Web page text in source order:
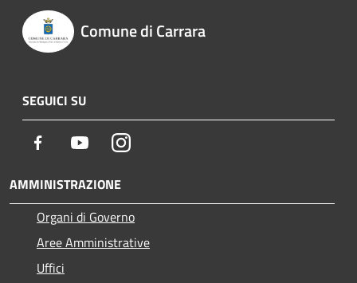
Comune di Carrara
SEGUICI SU
Facebook YoutubeInstagram
AMMINISTRAZIONE
Organi di Governo
Aree Amministrative
Uffici